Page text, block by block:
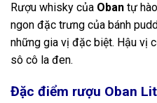
Rượu whisky của Oban tự
ngon đặc trưng của bánh
những gia vị đặc biệt. Hậu vị
sô cô la đen.
Đặc điểm rượu Oban